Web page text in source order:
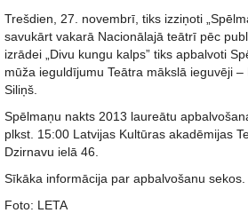
Trešdien, 27. novembrī, tiks izziņoti
savukārt vakarā Nacionālajā teātrī pēc
izrādei „Divu kungu kalps” tiks apbalvoti
mūža ieguldījumu Teātra mākslā ieguvēji
Siliņš.
Spēlmaņu nakts 2013 laureātu
plkst. 15:00 Latvijas Kultūras akadēmijas
Dzirnavu ielā 46.
Sīkāka informācija par apbalvošanu sekos.
Foto: LETA